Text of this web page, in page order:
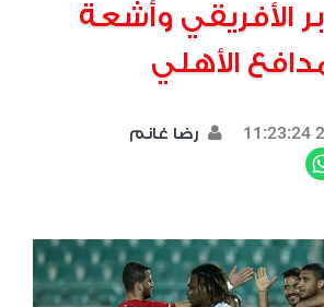
الأفريقي وأشعة
الأهلي
رضا غانم